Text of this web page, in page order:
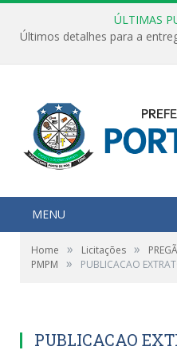
ÚLTIMAS
MENU
Home » Licitações »
PMPM
» PUBLICACAO
PUBLICACAO